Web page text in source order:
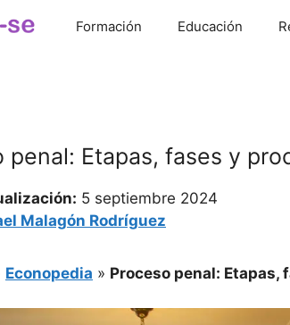
Formación Educación
penal: Etapas, fases y
5 septiembre 2024
Malagón Rodríguez
Econopedia » Proceso penal: